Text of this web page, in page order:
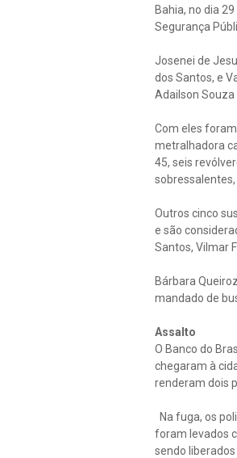
Bahia, no dia
Segurança
Josenei de
dos Santos, e
Adailson Souza
Com eles
metralhadora
45, seis
Outros cinco
e são
Santos, Vilmar
Bárbara
mandado de
Assalto
O Banco do
chegaram à
renderam dois
Na fuga, os
foram levados
sendo